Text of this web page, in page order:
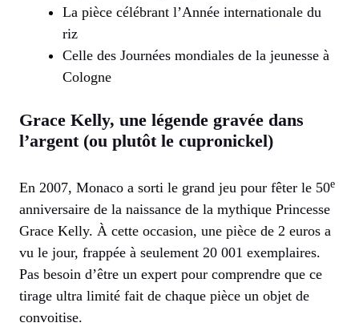
La pièce célébrant l’Année internationale du
riz
Celle des Journées mondiales de la jeunesse à
Cologne
Grace Kelly, une légende gravée dans
l’argent (ou plutôt le cupronickel)
En 2007, Monaco a sorti le grand jeu pour fêter le 50e
anniversaire de la naissance de la mythique Princesse
Grace Kelly. À cette occasion, une pièce de 2 euros a
vu le jour, frappée à seulement 20 001 exemplaires.
Pas besoin d’être un expert pour comprendre que ce
tirage ultra limité fait de chaque pièce un objet de
convoitise.